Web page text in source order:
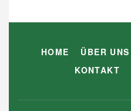
HOME ÜBER UNS
KONTAKT